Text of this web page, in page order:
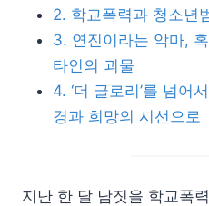
2. 학교폭력과 청소년
3. 연진이라는 악마,
타인의 괴물
4. ‘더 글로리’를 넘어
경과 희망의 시선으로
지난 한 달 남짓을 학교폭